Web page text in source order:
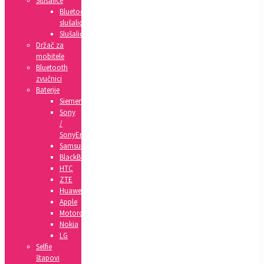
Bluetooth
slušalice
Slušalice
Držač za
mobitele
Bluetooth
zvučnici
Baterije
Siemens
Sony
/
SonyEricsson
Samsung
BlackBerry
HTC
ZTE
Huawei
Apple
Motorola
Nokia
LG
Selfie
štapovi